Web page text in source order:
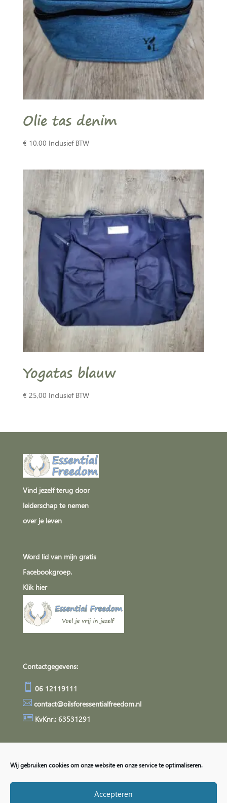
Wij gebruiken cookies om onze website en onze service te optimaliseren.
Accepteren
Olie tas denim
€ 10,00 Inclusief BTW
Yogatas blauw
€ 25,00 Inclusief BTW
Vind jezelf terug door
leiderschap te nemen
over je leven
Word lid van mijn gratis
Facebookgroep.
Klik hier
Contactgegevens:
 06 12119111
 contact@oilsforessentialfreedom.nl
KvKnr.: 63531291
Privacyverklaring